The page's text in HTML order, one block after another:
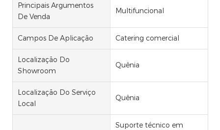
Principais Argumentos
De Venda
Multifuncional
Campos De Aplicação Catering comercial
Localização Do
Showroom
Quênia
Localização Do Serviço
Local
Quênia
Suporte técnico em